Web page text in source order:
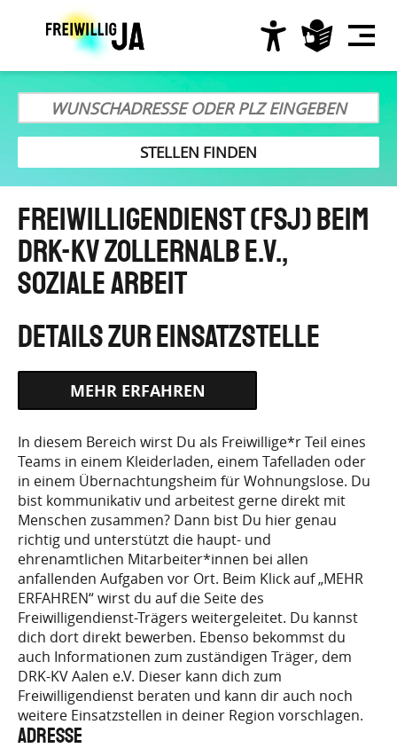
Hauptnavigation
Freiwilligendienst (FSJ) beim
DRK-KV Zollernalb e.V.,
Soziale Arbeit
BW.DE/JOBPOSTING/
In diesem Bereich wirst Du als Freiwillige*r Teil eines
Teams in einem Kleiderladen, einem Tafelladen oder
in einem Übernachtungsheim für Wohnungslose. Du
bist kommunikativ und arbeitest gerne direkt mit
Menschen zusammen? Dann bist Du hier genau
richtig und unterstützt die haupt- und
ehrenamtlichen Mitarbeiter*innen bei allen
anfallenden Aufgaben vor Ort. Beim Klick auf „MEHR
ERFAHREN“ wirst du auf die Seite des
Freiwilligendienst-Trägers weitergeleitet. Du kannst
dich dort direkt bewerben. Ebenso bekommst du
auch Informationen zum zuständigen Träger, dem
DRK-KV Aalen e.V. Dieser kann dich zum
Freiwilligendienst beraten und kann dir auch noch
weitere Einsatzstellen in deiner Region vorschlagen.
Adresse